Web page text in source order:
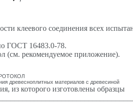
клеевого соединения всех
ГОСТ 16483.0-78.
(см. рекомендуемое приложение).
древесноплитных материалов с древесиной
из которого изготовлены образцы